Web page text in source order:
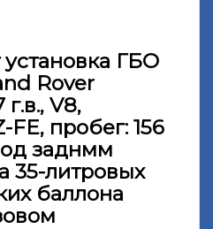
установка ГБО
Rover
V8,
FE, пробег: 156
заднмм
35-литровых
баллона